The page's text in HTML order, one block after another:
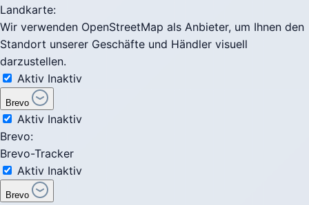
Landkarte:
Wir verwenden OpenStreetMap als Anbieter, um Ihnen den
Standort unserer Geschäfte und Händler visuell
darzustellen.
Aktiv Inaktiv
Brevo
Aktiv Inaktiv
Brevo:
Brevo-Tracker
Aktiv Inaktiv
Brevo